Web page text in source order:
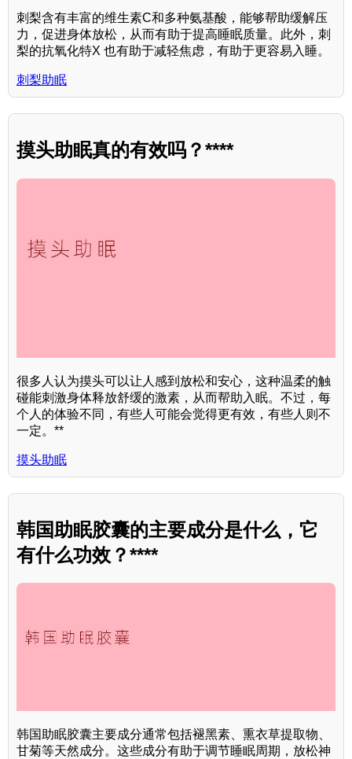
刺梨含有丰富的维生素C和多种氨基酸，能够帮助缓解压
力，促进身体放松，从而有助于提高睡眠质量。此外，刺
梨的抗氧化特X 也有助于减轻焦虑，有助于更容易入睡。
刺梨助眠
摸头助眠真的有效吗？****
很多人认为摸头可以让人感到放松和安心，这种温柔的触
碰能刺激身体释放舒缓的激素，从而帮助入眠。不过，每
个人的体验不同，有些人可能会觉得更有效，有些人则不
一定。**
摸头助眠
韩国助眠胶囊的主要成分是什么，它
有什么功效？****
韩国助眠胶囊主要成分通常包括褪黑素、熏衣草提取物、
甘菊等天然成分。这些成分有助于调节睡眠周期，放松神